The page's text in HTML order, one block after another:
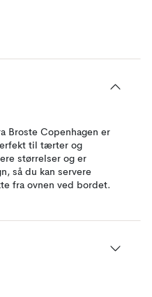
Broste Copenhagen er
til tærter og
størrelser og er
så du kan servere
fra ovnen ved bordet.